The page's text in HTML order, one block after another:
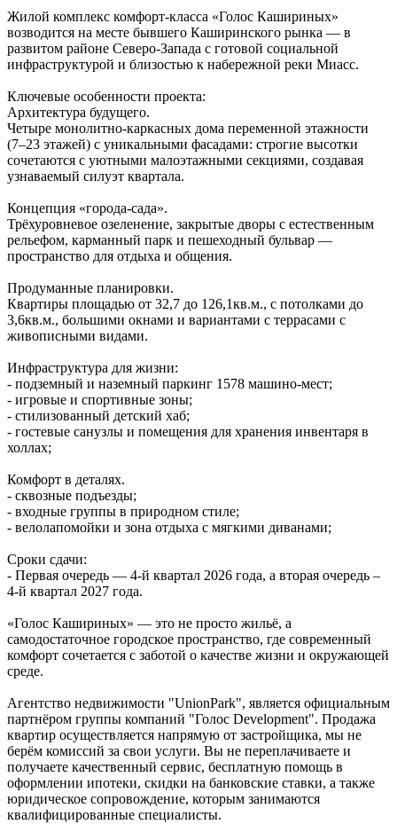
Жилой комплекс комфорт‑класса «Голос Кашириных»
возводится на месте бывшего Каширинского рынка — в
развитом районе Северо‑Запада с готовой социальной
инфраструктурой и близостью к набережной реки Миасс.
Ключевые особенности проекта:
Архитектура будущего.
Четыре монолитно‑каркасных дома переменной этажности
(7–23 этажей) с уникальными фасадами: строгие высотки
сочетаются с уютными малоэтажными секциями, создавая
узнаваемый силуэт квартала.
Концепция «города‑сада».
Трёхуровневое озеленение, закрытые дворы с естественным
рельефом, карманный парк и пешеходный бульвар —
пространство для отдыха и общения.
Продуманные планировки.
Квартиры площадью от 32,7 до 126,1кв.м., с потолками до
3,6кв.м., большими окнами и вариантами с террасами с
живописными видами.
Инфраструктура для жизни:
- подземный и наземный паркинг 1578 машино‑мест;
- игровые и спортивные зоны;
- стилизованный детский хаб;
- гостевые санузлы и помещения для хранения инвентаря в
холлах;
Комфорт в деталях.
- сквозные подъезды;
- входные группы в природном стиле;
- велолапомойки и зона отдыха с мягкими диванами;
Сроки сдачи:
- Первая очередь — 4‑й квартал 2026 года, а вторая очередь –
4-й квартал 2027 года.
«Голос Кашириных» — это не просто жильё, а
самодостаточное городское пространство, где современный
комфорт сочетается с заботой о качестве жизни и окружающей
среде.
Агентство недвижимости "UnionPark", является официальным
партнёром группы компаний "Голос Development". Продажа
квартир осуществляется напрямую от застройщика, мы не
берём комиссий за свои услуги. Вы не переплачиваете и
получаете качественный сервис, бесплатную помощь в
оформлении ипотеки, скидки на банковские ставки, а также
юридическое сопровождение, которым занимаются
квалифицированные специалисты.